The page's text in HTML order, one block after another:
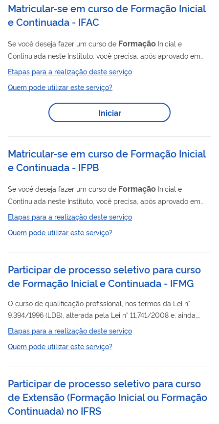
Matricular-se em curso de Formação Inicial
e Continuada - IFAC
Se você deseja fazer um curso de Formação Inicial e
Continuiada neste Instituto, você precisa, após aprovado em
processo seletivo, matricular-se no curso escolhido por meio
deste serviço. A matrícula institucional será efetuada pelo (a)
estudante ingressante ou seu responsável/representante
legal, mediante requerimento e apresentação dos
documentos exigidos em Edital. Matricule-se no site:
Etapas para a realização deste serviço
Quem pode utilizar este serviço?
Iniciar
Matricular-se em curso de Formação Inicial
e Continuada - IFPB
Se você deseja fazer um curso de Formação Inicial e
Continuiada neste Instituto, você precisa, após aprovado em
processo seletivo, matricular-se no curso escolhido por meio
deste serviço.
Etapas para a realização deste serviço
Quem pode utilizar este serviço?
Participar de processo seletivo para curso
de Formação Inicial e Continuada - IFMG
O curso de qualificação profissional, nos termos da Lei n°
9.394/1996 (LDB), alterada pela Lei n° 11.741/2008 e, ainda,
pelo Decreto n° 8.268/2014 trata-se de curso de Educação
Profissional e Tecnológica de livre oferta, destinado à
formaçãode trabalhadores para ingresso ou reingresso no
mundo do trabalho, para qualificação e
de escolaridade do trabalhador. O curso será aberto à
participação da população, ofertado de forma...
Etapas para a realização deste serviço
Quem pode utilizar este serviço?
Participar de processo seletivo para curso
de Extensão (Formação Inicial ou Formação
Continuada) no IFRS